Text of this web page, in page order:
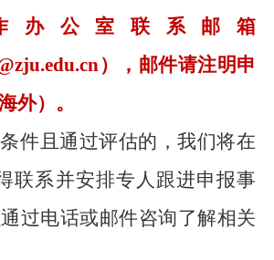
办公室联系邮箱
），邮件请注明申
外）。
件且通过评估的，我们将在
联系并安排专人跟进申报事
过电话或邮件咨询了解相关